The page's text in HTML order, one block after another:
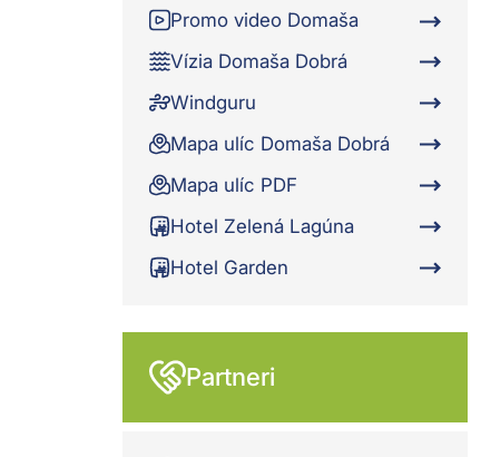
Promo video Domaša
Vízia Domaša Dobrá
Windguru
Mapa ulíc Domaša Dobrá
Mapa ulíc PDF
Hotel Zelená Lagúna
Hotel Garden
Partneri